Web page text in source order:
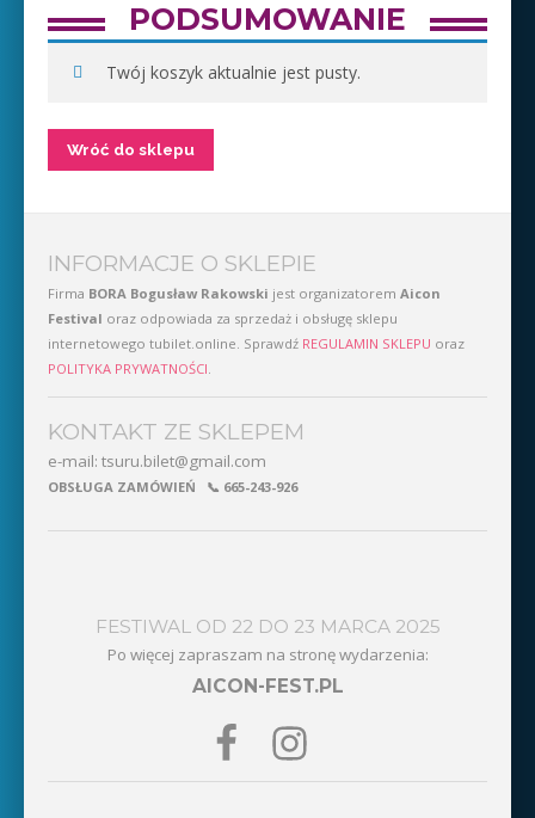
PODSUMOWANIE
Twój koszyk aktualnie jest pusty.
Wróć do sklepu
INFORMACJE O SKLEPIE
Firma BORA Bogusław Rakowski jest organizatorem Aicon
Festival oraz odpowiada za sprzedaż i obsługę sklepu
internetowego tubilet.online. Sprawdź REGULAMIN SKLEPU oraz
POLITYKA PRYWATNOŚCI.
KONTAKT ZE SKLEPEM
e-mail: tsuru.bilet@gmail.com
OBSŁUGA ZAMÓWIEŃ 📞 665-243-926
FESTIWAL OD DO MARCA
Po więcej zapraszam na stronę wydarzenia:
AICON-FEST.PL